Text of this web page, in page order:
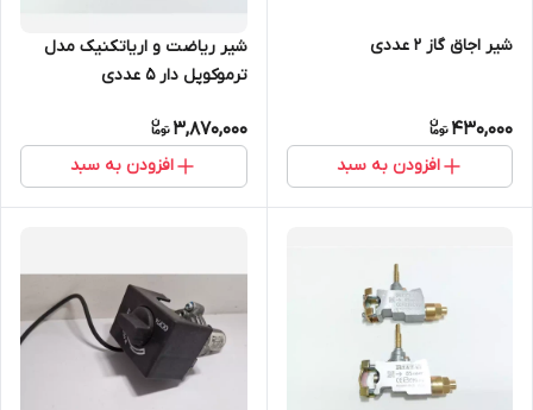
شیر اجاق گاز 2 عددی
430,000
افزودن به سبد
شیر ریاضت و اریاتکنیک مدل
ترموکوپل دار ۵ عددی
3,870,000
افزودن به سبد